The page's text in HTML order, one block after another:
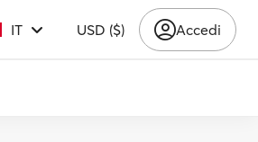
IT USD ($) Accedi